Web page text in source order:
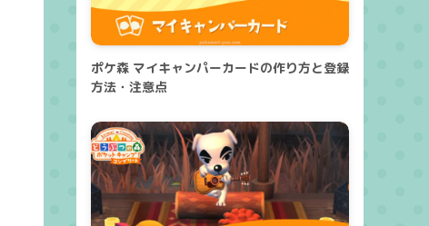
ポケ森 マイキャンパーカードの作り方と登録
方法・注意点